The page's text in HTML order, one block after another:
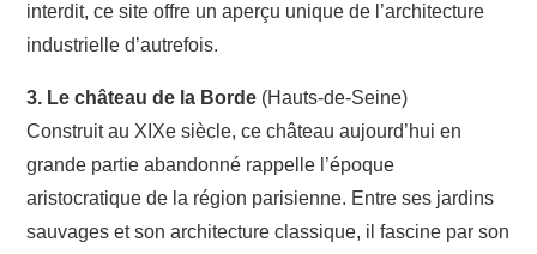
interdit, ce site offre un aperçu unique de l’architecture
industrielle d’autrefois.
3. Le château de la Borde (Hauts-de-Seine)
Construit au XIXe siècle, ce château aujourd’hui en
grande partie abandonné rappelle l’époque
aristocratique de la région parisienne. Entre ses jardins
sauvages et son architecture classique, il fascine par son